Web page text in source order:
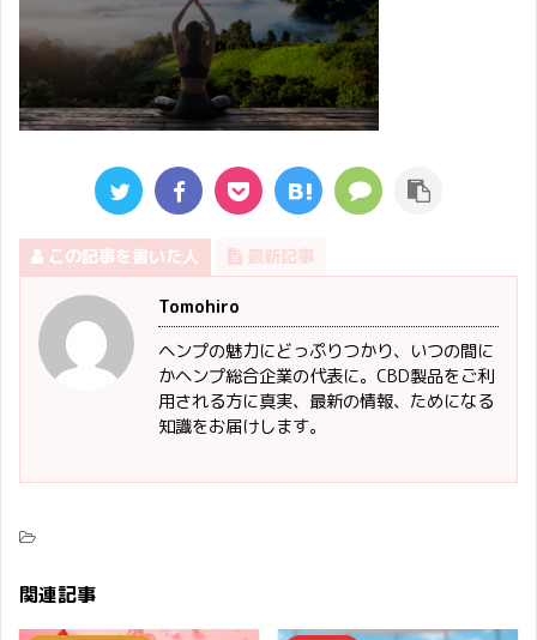
この記事を書いた人 最新記事
Tomohiro
ヘンプの魅力にどっぷりつかり、いつの間に
かヘンプ総合企業の代表に。CBD製品をご利
用される方に真実、最新の情報、ためになる
知識をお届けします。
関連記事